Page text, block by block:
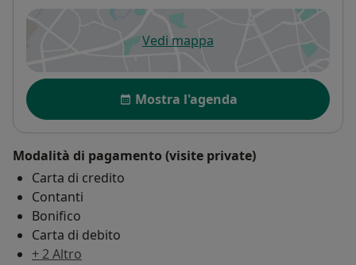
Vedi mappasi apre in una nuova scheda
Disponibilità
Mostra l'agenda
Modalità di pagamento (visite private)
Carta di credito
Contanti
Bonifico
Carta di debito
+ 2 Altro